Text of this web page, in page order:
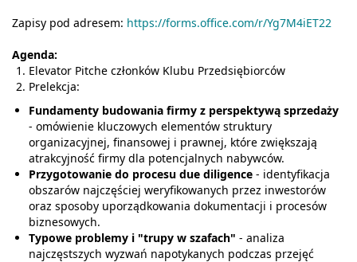
Zapisy pod adresem: https://forms.office.com/r/Yg7M4iET22
Agenda:
Elevator Pitche członków Klubu Przedsiębiorców
Prelekcja:
Fundamenty budowania firmy z perspektywą sprzedaży
- omówienie kluczowych elementów struktury
organizacyjnej, finansowej i prawnej, które zwiększają
atrakcyjność firmy dla potencjalnych nabywców.
Przygotowanie do procesu due diligence - identyfikacja
obszarów najczęściej weryfikowanych przez inwestorów
oraz sposoby uporządkowania dokumentacji i procesów
biznesowych.
Typowe problemy i "trupy w szafach" - analiza
najczęstszych wyzwań napotykanych podczas przejęć